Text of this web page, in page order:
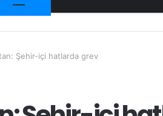
Şehir-içi hatlarda grev